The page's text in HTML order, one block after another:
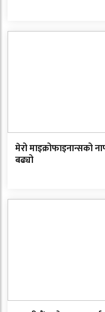
मेरो माइक्रोफाइनान्सको
बढ्यो